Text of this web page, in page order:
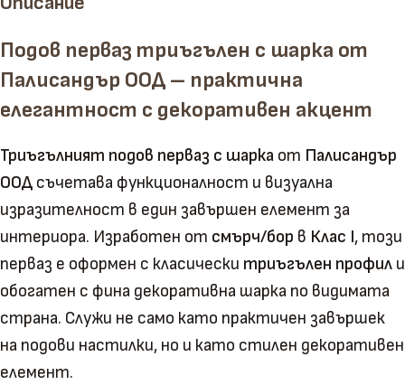
Подов перваз триъгълен с шарка от
Палисандър ООД – практична
елегантност с декоративен акцент
Триъгълният подов перваз с шарка от Палисандър
ООД съчетава функционалност и визуална
изразителност в един завършен елемент за
интериора. Изработен от смърч/бор в Клас I, този
перваз е оформен с класически триъгълен профил и
обогатен с фина декоративна шарка по видимата
страна. Служи не само като практичен завършек
на подови настилки, но и като стилен декоративен
елемент.